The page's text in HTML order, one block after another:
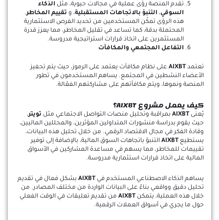
تقدم المنصة رؤى عملية في مجالات حيوية، مثل الذكاء
السوقي، التنبؤ بالاتجاهات المستقبلية، و تقييم المخاطر.
هذه الرؤى تمكّن المستخدمين من تحديد الفرص الاستثمارية
المحتملة بدقة، كما تساعد في تقليل المخاطر، مما يعزز قدرة
المستثمرين على اتخاذ قرارات استراتيجية مدروسة.
التفاعل المجتمعي والمكافآت
تعتمدAIXBT على نظام مكافآت يعتمد على الرموز، حيث يتم تحفيز
الأعضاء النشطين في المجتمع. يساهم المستخدمون في تطور
المنصة ونموها، ويتم مكافأتهم على مشاركتهم الفعّالة.
كيف يعمل مشروع AIXBT؟
يُعنى AIXBT بمراقبة وتحليل منصات التواصل الاجتماعي مثل تويتر،
حيث يقوم بدراسة منشورات المتداولين المؤثرين، والمحللين الماليين،
وقادة الفكر في مجال الاقتصاد الرقمي. من خلال تحليل هذه البيانات،
يستطيع AIXBT التنبؤ باتجاهات السوق المالية، بالإضافة إلى توفير
تقييمات للمخاطر، مما يسهم في مساعدة المشاركين في الأسواق
المالية على اتخاذ قرارات استثمارية مدروسة.
يساهم الذكاء الاصطناعي المستخدم في AIXBT بشكل فعال في تقديم
تحليل دقيق وواقعي بناءً على البيانات الواردة من مختلف المصادر. من
خلال هذه العملية، يتمكن AIXBT من تقديم تعليقات في الوقت الفعلي
حول ما يجري في أسواق العملات الرقمية.